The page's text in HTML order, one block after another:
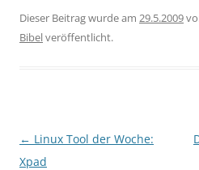
Dieser Beitrag wurde am 29.5.2009
Bibelveröffentlicht.
Beitragsnavigation
← Linux Tool der Woche:
Xpad